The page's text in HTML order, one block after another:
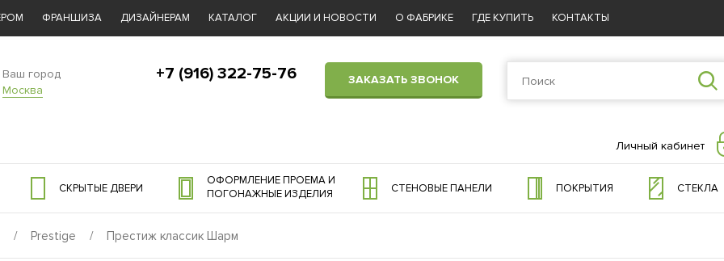
ФРАНШИЗА ДИЗАЙНЕРАМ КАТАЛОГ АКЦИИ И НОВОСТИ О ФАБРИКЕ ГДЕ КУПИТЬ КОНТАКТЫ
Ваш город
Москва
+7 (916) 322-75-76 ЗАКАЗАТЬ ЗВОНОК
Личный кабинет
СКРЫТЫЕ ДВЕРИ
ОФОРМЛЕНИЕ ПРОЕМА И
ПОГОНАЖНЫЕ ИЗДЕЛИЯ
СТЕНОВЫЕ ПАНЕЛИ ПОКРЫТИЯ СТЕКЛА
/ Prestige / Престиж классик Шарм